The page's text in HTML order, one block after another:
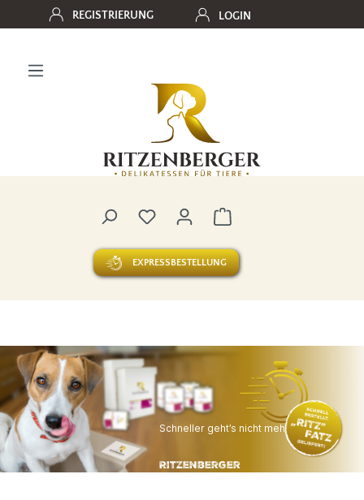
Zum Hauptinhalt springen
REGISTRIERUNG LOGIN
Du hast 0 Produkte auf dem
Warenkorb enthält 0
EXPRESSBESTELLUNG
Schneller geht’s nicht mehr
Ritzenberger
Express-Bestellung